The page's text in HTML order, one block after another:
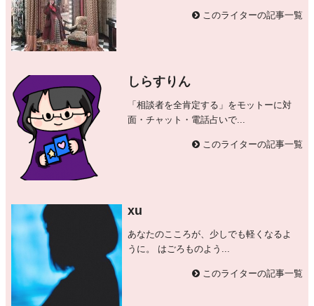
このライターの記事一覧
しらすりん
「相談者を全肯定する」をモットーに対
面・チャット・電話占いで...
このライターの記事一覧
xu
あなたのこころが、少しでも軽くなるよ
うに。 はごろものよう...
このライターの記事一覧